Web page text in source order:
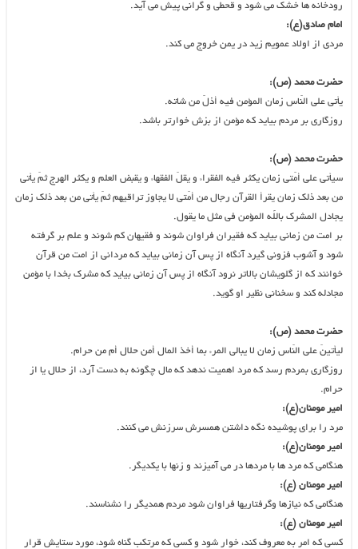
رودخانه ها خشک می شود و قحطی و گرانی پیش می آید.
امام صادق(ع):
مردی از اولاد عمویم زید در یمن خروج می کند.
حضرت محمد (ص):
یأتی على النّاس زمان المؤمن فیه أذلّ من شاته.
روزگارى بر مردم بیاید که مؤمن از بزش خوارتر باشد.
حضرت محمد (ص):
سیأتی على أمّتی زمان یکثر فیه الفقراء و یقلّ الفقهاء و یقبض العلم و یکثر الهرج ثمّ یأتی
من بعد ذلک زمان یقرأ القرآن رجال من أمّتی لا یجاوز تراقیهم ثمّ یأتی من بعد ذلک زمان
یجادل المشرک باللَّه المؤمن فی مثل ما یقول.
بر امت من زمانى بیاید که فقیران فراوان شوند و فقیهان کم شوند و علم بر گرفته
شود و آشوب فزونى گیرد آنگاه از پس آن زمانى بیاید که مردانى از امت من قرآن
خوانند که از گلویشان بالاتر نرود آنگاه از پس آن زمانى بیاید که مشرک بخدا با مؤمن
مجادله کند و سخنانى نظیر او گوید.
حضرت محمد (ص):
لیأتینّ علی النّاس زمان لا یبالى المرء بما أخذ المال أمن حلال أم من حرام.
روزگارى بمردم رسد که مرد اهمیت ندهد که مال چگونه به دست آرد، از حلال یا از
حرام.
امیر مومنان(ع):
مرد را برای پوشیده نگه داشتن همسرش سرزنش می کنند.
امیر مومنان(ع):
هنگامی که مرد ها با مردها در می آمیزند و زنها با یکدیگر.
امیر مومنان (ع):
هنگامی که نیازها وگرفتاریها فراوان شود مردم همدیگر را نشناسند.
امیر مومنان (ع):
کسی که امر به معروف کند، خوار شود و کسی که مرتکب گناه شود، مورد ستایش قرار